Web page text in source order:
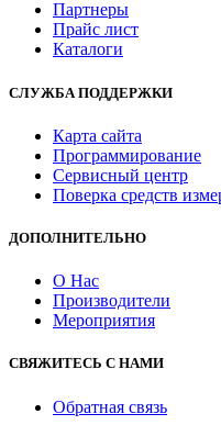
Партнеры
Прайс лист
Каталоги
СЛУЖБА ПОДДЕРЖКИ
Карта сайта
Программирование
Сервисный центр
Поверка средств
ДОПОЛНИТЕЛЬНО
О Нас
Производители
Мероприятия
СВЯЖИТЕСЬ С НАМИ
Обратная связь